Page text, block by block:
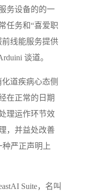
务设备的的一
任务和“喜爱职
线能服务提供
谈道。
道疾病心态侧
在正常的日期
理运作环节效
，并益处改善
严正声明上
Suite，名叫